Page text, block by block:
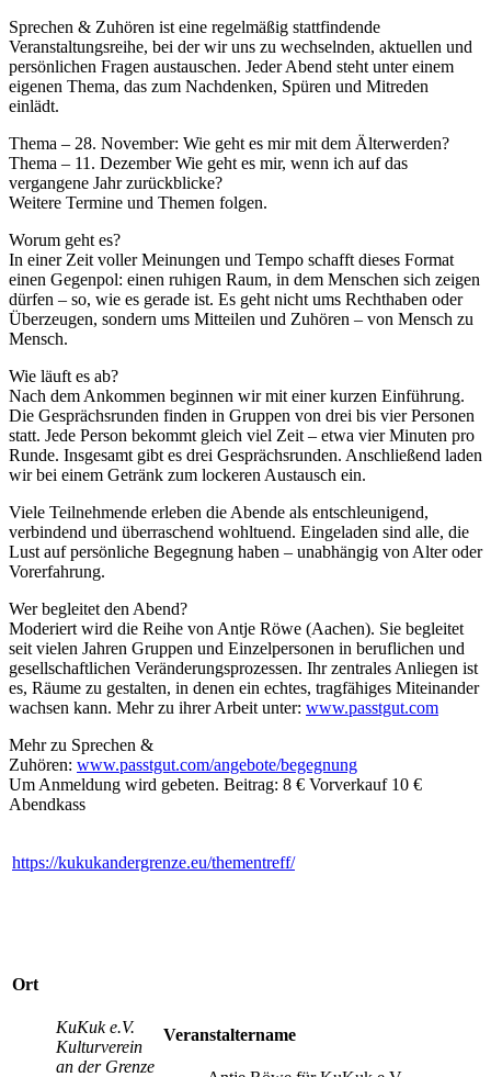
Sprechen & Zuhören ist eine regelmäßig stattfindende
Veranstaltungsreihe, bei der wir uns zu wechselnden, aktuellen und
persönlichen Fragen austauschen. Jeder Abend steht unter einem
eigenen Thema, das zum Nachdenken, Spüren und Mitreden
einlädt.
Thema – 28. November: Wie geht es mir mit dem Älterwerden?
Thema – 11. Dezember Wie geht es mir, wenn ich auf das
vergangene Jahr zurückblicke?
Weitere Termine und Themen folgen.
Worum geht es?
In einer Zeit voller Meinungen und Tempo schafft dieses Format
einen Gegenpol: einen ruhigen Raum, in dem Menschen sich zeigen
dürfen – so, wie es gerade ist. Es geht nicht ums Rechthaben oder
Überzeugen, sondern ums Mitteilen und Zuhören – von Mensch zu
Mensch.
Wie läuft es ab?
Nach dem Ankommen beginnen wir mit einer kurzen Einführung.
Die Gesprächsrunden finden in Gruppen von drei bis vier Personen
statt. Jede Person bekommt gleich viel Zeit – etwa vier Minuten pro
Runde. Insgesamt gibt es drei Gesprächsrunden. Anschließend laden
wir bei einem Getränk zum lockeren Austausch ein.
Viele Teilnehmende erleben die Abende als entschleunigend,
verbindend und überraschend wohltuend. Eingeladen sind alle, die
Lust auf persönliche Begegnung haben – unabhängig von Alter oder
Vorerfahrung.
Wer begleitet den Abend?
Moderiert wird die Reihe von Antje Röwe (Aachen). Sie begleitet
seit vielen Jahren Gruppen und Einzelpersonen in beruflichen und
gesellschaftlichen Veränderungsprozessen. Ihr zentrales Anliegen ist
es, Räume zu gestalten, in denen ein echtes, tragfähiges Miteinander
wachsen kann. Mehr zu ihrer Arbeit unter: www.passtgut.com
Mehr zu Sprechen &
Zuhören: www.passtgut.com/angebote/begegnung
Um Anmeldung wird gebeten. Beitrag: 8 € Vorverkauf 10 €
Abendkass
https://kukukandergrenze.eu/thementreff/
Ort
KuKuk e.V.
Kulturverein
an der Grenze
Veranstaltername